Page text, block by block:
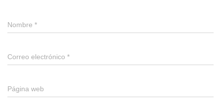
Nombre *
Correo electrónico *
Página web